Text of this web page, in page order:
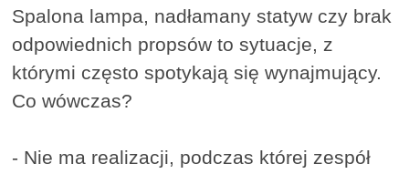
Spalona lampa, nadłamany statyw czy brak
odpowiednich propsów to sytuacje, z
którymi często spotykają się wynajmujący.
Co wówczas?
- Nie ma realizacji, podczas której zespół